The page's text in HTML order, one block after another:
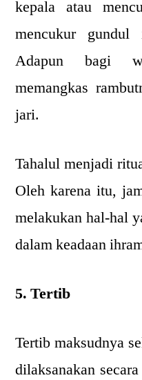
kepala atau
mencukur
Adapun bagi
memangkas
jari.
Tahalul menjadi
Oleh karena itu,
melakukan hal-hal
dalam keadaan
5. Tertib
Tertib maksudnya
dilaksanakan